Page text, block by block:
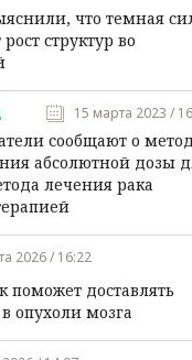
что темная
структур во
15 марта 2023 /
сообщают о
абсолютной дозы
лечения рака
2026 / 16:22
поможет доставлять
опухоли мозга